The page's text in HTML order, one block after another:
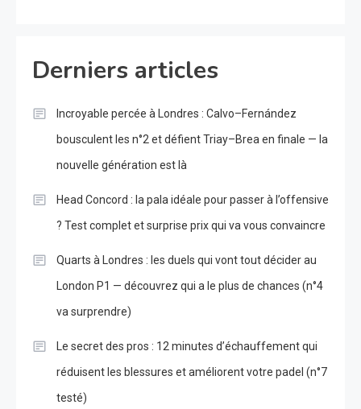
Derniers articles
Incroyable percée à Londres : Calvo–Fernández
bousculent les n°2 et défient Triay–Brea en finale — la
nouvelle génération est là
Head Concord : la pala idéale pour passer à l’offensive
? Test complet et surprise prix qui va vous convaincre
Quarts à Londres : les duels qui vont tout décider au
London P1 — découvrez qui a le plus de chances (n°4
va surprendre)
Le secret des pros : 12 minutes d’échauffement qui
réduisent les blessures et améliorent votre padel (n°7
testé)